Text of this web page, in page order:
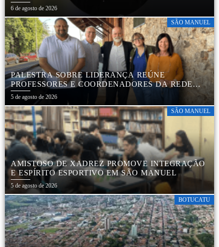
6 de agosto de 2026
SÃO MANUEL
PALESTRA SOBRE LIDERANÇA REÚNE
PROFESSORES E COORDENADORES DA REDE
MUNICIPAL
5 de agosto de 2026
SÃO MANUEL
AMISTOSO DE XADREZ PROMOVE INTEGRAÇÃO
E ESPÍRITO ESPORTIVO EM SÃO MANUEL
5 de agosto de 2026
BOTUCATU